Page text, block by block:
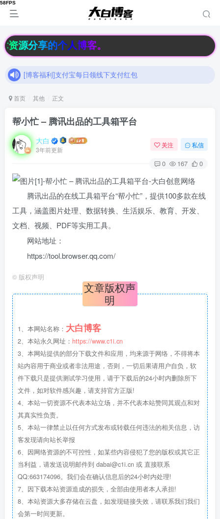
源分享的个人博客。
[博客福利]支付宝每日领线下支付红包
加入大白博客官方交流群，和其他小伙伴们一起讨论交流吧（有隐藏羊毛福利哟）速速来吧
[博客福利]支付宝每日领线下支付红包
首页 其他 正文
帮小忙 – 腾讯出品的工具箱平台
大白
3年前更新
关注 私信
0 167 0
腾讯出品的在线工具箱平台“帮小忙”，提供100多款在线
工具，涵盖图片处理、数据转换、生活娱乐、教育、开发、
文档、视频、PDF等实用工具。
网站地址：
https://tool.browser.qq.com/
© 版权声明
文章版权声
明
1、本网站名称： 大白博客
2、本站永久网址： https://www.c1i.cn
3、本网站提供的部分下载文件和应用，均来源于网络，不得将本
站内容用于商业或者非法用途，否则，一切后果请用户自负，软
件下载只是提供测试学习使用，请于下载后的24小时内删除所下
文件，如对软件感兴趣，请支持官方正版!
4、本站一切资源不代表本站立场，并不代表本站赞同其观点和对
其真实性负责。
5、本站一律禁止以任何方式发布或转载任何违法的相关信息，访
客发现请向站长举报
6、因网络资源的不可控性，如某些内容侵犯了您的版权或其它正
当利益，请发送说明邮件到 dabai@c1i.cn 或 直接联系
QQ:663174096。我们会在确认信息后的24小时内处理!
7、因下载本站资源造成的损失，全部由使用者本人承担!
8、本站资源大多存储在云盘，如发现链接失效，请联系我们我们
会第一时间更新。